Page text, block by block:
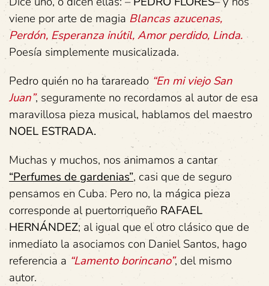
viene por arte de magia Blancas azucenas,
Perdón, Esperanza inútil, Amor perdido, Linda.
Poesía simplemente musicalizada.
Pedro quién no ha tarareado “En mi viejo San
Juan”, seguramente no recordamos al autor de esa
maravillosa pieza musical, hablamos del maestro
NOEL ESTRADA.
Muchas y muchos, nos animamos a cantar
“Perfumes de gardenias”, casi que de seguro
pensamos en Cuba. Pero no, la mágica pieza
corresponde al puertorriqueño RAFAEL
HERNÁNDEZ; al igual que el otro clásico que de
inmediato la asociamos con Daniel Santos, hago
referencia a “Lamento borincano”, del mismo
autor.